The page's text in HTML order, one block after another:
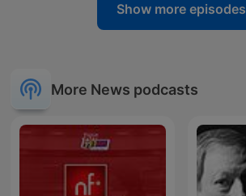
Show more episodes
More News podcasts